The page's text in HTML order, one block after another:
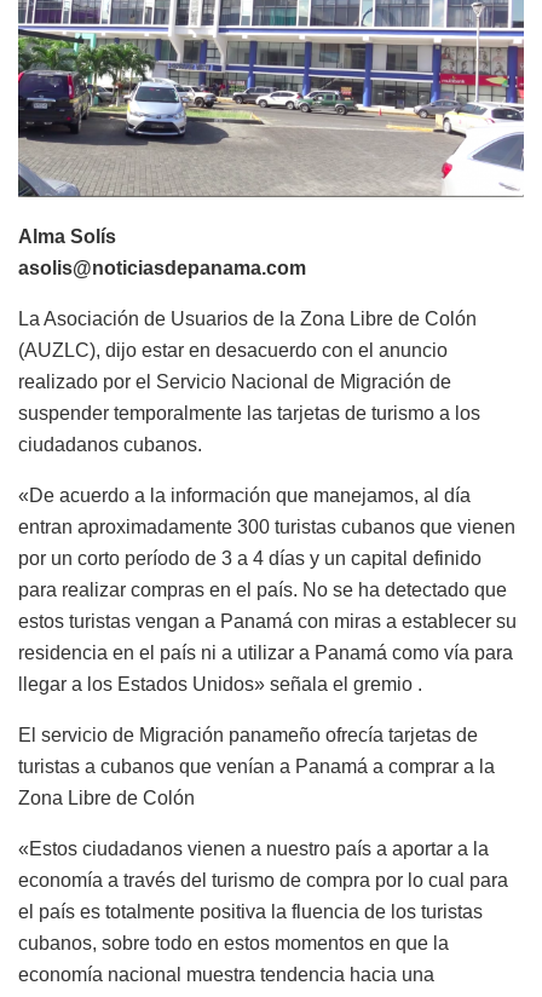
Alma Solís
asolis@noticiasdepanama.com
La Asociación de Usuarios de la Zona Libre de Colón
(AUZLC), dijo estar en desacuerdo con el anuncio
realizado por el Servicio Nacional de Migración de
suspender temporalmente las tarjetas de turismo a los
ciudadanos cubanos.
«De acuerdo a la información que manejamos, al día
entran aproximadamente 300 turistas cubanos que vienen
por un corto período de 3 a 4 días y un capital definido
para realizar compras en el país. No se ha detectado que
estos turistas vengan a Panamá con miras a establecer su
residencia en el país ni a utilizar a Panamá como vía para
llegar a los Estados Unidos» señala el gremio .
El servicio de Migración panameño ofrecía tarjetas de
turistas a cubanos que venían a Panamá a comprar a la
Zona Libre de Colón
«Estos ciudadanos vienen a nuestro país a aportar a la
economía a través del turismo de compra por lo cual para
el país es totalmente positiva la fluencia de los turistas
cubanos, sobre todo en estos momentos en que la
economía nacional muestra tendencia hacia una